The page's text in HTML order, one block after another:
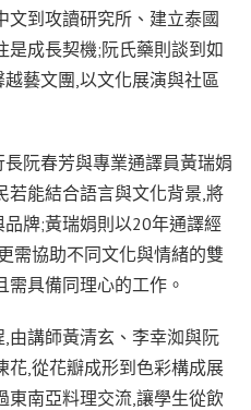
文到攻讀研究所、建立泰國
是成長契機;阮氏藥則談到如
藝文團,以文化展演與社區
阮春芳與專業通譯員黃瑞娟
若能結合語言與文化背景,將
牌;黃瑞娟則以20年通譯經
需協助不同文化與情緒的雙
具備同理心的工作。
由講師黃清玄、李幸洳與阮
花,從花瓣成形到色彩構成展
東南亞料理交流,讓學生從飲